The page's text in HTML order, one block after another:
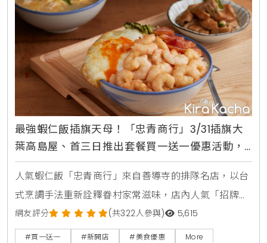
最強蝦仁飯插旗天母！「忠青商行」3/31插旗大
葉高島屋、首三日推出套餐買一送一優惠活動，
搶攻天母人必吃口袋名單
人氣蝦仁飯「忠青商行」來自善導寺的排隊名店，以台
式烹調手法重新詮釋眷村家常滋味，店內人氣「招牌好
蝦蛋飯」不僅鋪上滿滿蝦仁，還有古早味香腸、酸甜脆
口小黃瓜與邪惡半熟蛋，銷魂吃法被網友封為「台北第
網友評分 (共322人參與) 5,615
#買一送一 #新開店 #美食優惠 More